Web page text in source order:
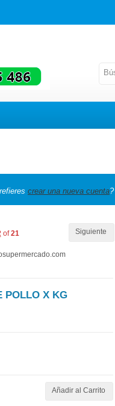
crear una nueva cuenta?
Siguiente
of21
POLLO X KG
Añadir al Carrito